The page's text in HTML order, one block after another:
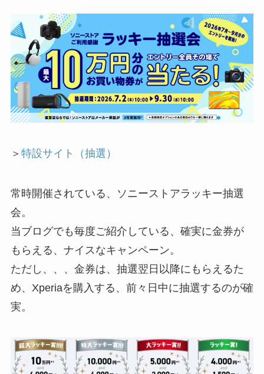
＞ 特設サイト（抽選）
常時開催されている、ソニーストアラッキー抽選
会。
当ブログでも毎度ご紹介している、確実に金券が
もらえる、ナイスなキャンペーン。
ただし、、、金券は、抽選翌日以降にもらえるた
め、Xperiaを購入する、前々日中に抽選するのが確
実。